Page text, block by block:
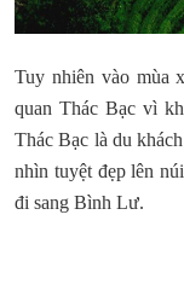
Tuy nhiên vào mùa
quan Thác Bạc vì
Thác Bạc là du
nhìn tuyệt đẹp lên
đi sang Bình Lư.